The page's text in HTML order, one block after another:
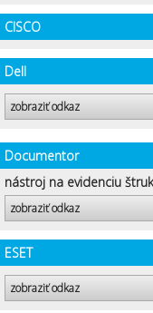
CISCO
Dell
zobraziť odkaz
Documentor
nástroj na evidenciu
zobraziť odkaz
ESET
zobraziť odkaz